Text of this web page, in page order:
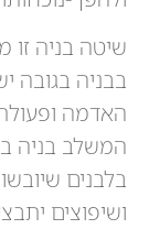
שיטה בניה
בבניה בגובה
האדמה
המשלב בניה
בלבנים
ושיפוצים